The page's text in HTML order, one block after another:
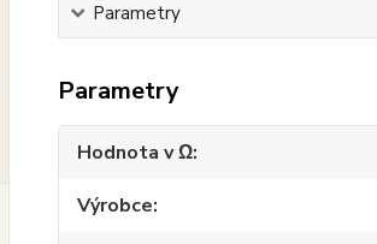
Parametry
Parametry
Hodnota v Ω
Výrobce